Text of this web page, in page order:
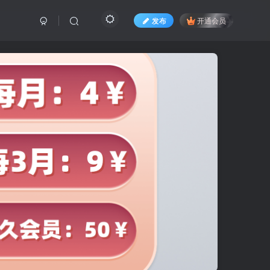
发布 开通会员